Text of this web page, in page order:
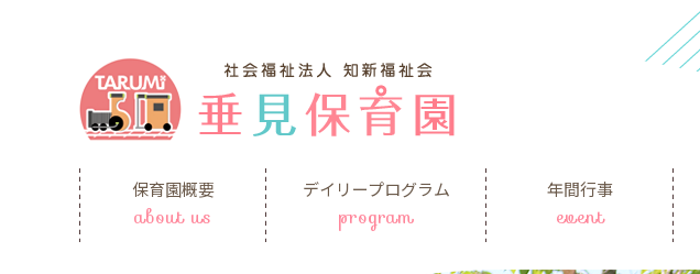
保育園概要
about us
デイリープログラム
program
年間行事
event